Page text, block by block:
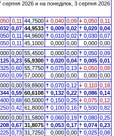
2026 и на понеділок, 3 серпня 2026
0,11 44,7500 0,040 0,09 0,050 0,11
0,07 44,9533 0,009 0,02 0,020 0,04
0,11 44,9600 0,010 0,02 0,030 0,07
0,11 45,1000 0,000 0,00 0,000 0,00
0,00 55,4500 0,000 0,00 0,050 0,09
0,23 55,9300 0,020 0,04 0,005 0,01
0,60 55,7750 0,075 0,13 0,050 0,09
0,09 57,0000 0,000 0,00 0,000 0,00
0,00 59,8900 0,070 0,12 0,110 0,18
0,59 60,6108 0,132 0,22 0,086 0,14
0,68 60,5000 0,150 0,25 0,075 0,12
0,42 61,8000 0,100 0,16 0,500 0,82
0,00 31,5800 0,060 0,19 0,080 0,25
0,67 31,8075 0,053 0,17 0,074 0,23
0,73 31,7250 0,000 0,00 0,025 0,08